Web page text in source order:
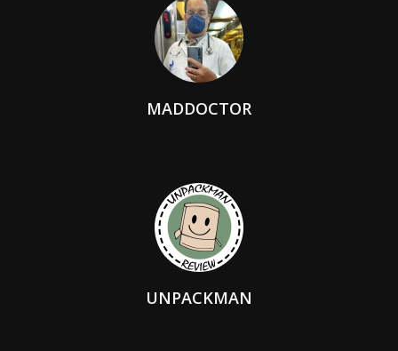
MADDOCTOR
UNPACKMAN